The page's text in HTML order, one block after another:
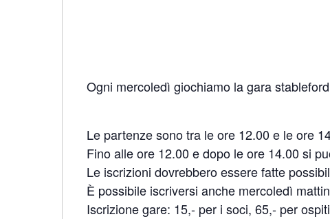
Ogni mercoledì giochiamo la gara
Le partenze sono tra le ore 12.00 e le ore
Fino alle ore 12.00 e dopo le ore 14.00 si
Le iscrizioni dovrebbero essere fatte
È possibile iscriversi anche mercoledì
Iscrizione gare: 15,- per i soci, 65,- per